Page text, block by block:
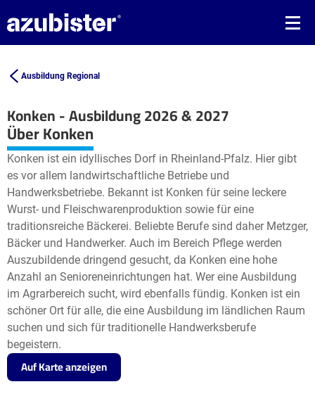
Ausbildung Regional
Konken - Ausbildung 2026 & 2027
+
−
Leaflet| ©OpenStreetMap2
Über Konken
Konken ist ein idyllisches Dorf in Rheinland-Pfalz. Hier gibt
es vor allem landwirtschaftliche Betriebe und
Handwerksbetriebe. Bekannt ist Konken für seine leckere
Wurst- und Fleischwarenproduktion sowie für eine
traditionsreiche Bäckerei. Beliebte Berufe sind daher Metzger,
Bäcker und Handwerker. Auch im Bereich Pflege werden
Auszubildende dringend gesucht, da Konken eine hohe
Anzahl an Senioreneinrichtungen hat. Wer eine Ausbildung
im Agrarbereich sucht, wird ebenfalls fündig. Konken ist ein
schöner Ort für alle, die eine Ausbildung im ländlichen Raum
suchen und sich für traditionelle Handwerksberufe
begeistern.
Auf Karte anzeigen